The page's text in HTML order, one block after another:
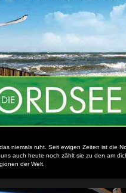
München
niemals ruht. Seit ewigen Zeiten ist die
auch heute noch zählt sie zu den am
der Welt.